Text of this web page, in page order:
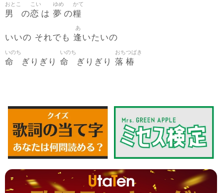
男
おとこ
の恋
こい
は 夢
ゆめ
の糧
かて
いいの それでも 逢
あ
いたいの
命
いのち
ぎりぎり 命
いのち
ぎりぎり 落
おち
椿
つばき